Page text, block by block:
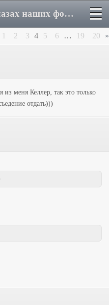
Герои сериала в глазах наших форумчан - Страница 4 - Форум
1 2 3 4 5 6 … 19 20 »
из меня Келлер, так это только
отдать)))